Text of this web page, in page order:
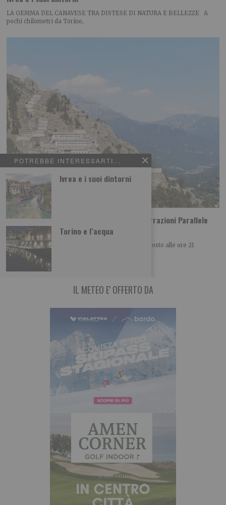
POTREBBE INTERESSARTI...
Ivrea e i suoi dintorni
Torino e l’acqua
LA GEMMA DEL CANAVESE TRA DISTESE DI NATURA E BELLEZZE A
pochi chilometri da Torino,
La Compagnia de Les Farfadais chiude ‘Narrazioni Parallele
Festival’
Nella cornice del Forte di Fenestrelle dal 12 al 15 agosto alle ore 21
‘Narrazioni Parallele
IL METEO E' OFFERTO DA